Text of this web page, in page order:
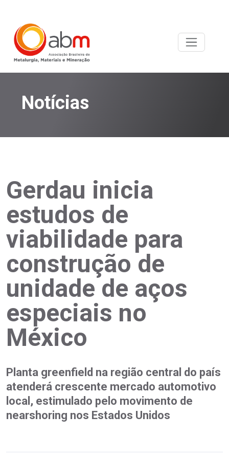
Notícias
Gerdau inicia
estudos de
viabilidade para
construção de
unidade de aços
especiais no
México
Planta greenfield na região central do país
atenderá crescente mercado automotivo
local, estimulado pelo movimento de
nearshoring nos Estados Unidos